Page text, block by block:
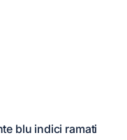
blu indici ramati